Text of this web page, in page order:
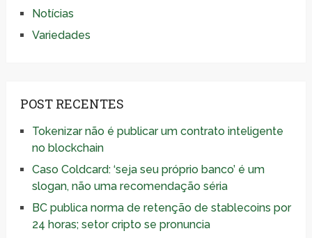
Notícias
Variedades
POST RECENTES
Tokenizar não é publicar um contrato inteligente
no blockchain
Caso Coldcard: ‘seja seu próprio banco’ é um
slogan, não uma recomendação séria
BC publica norma de retenção de stablecoins por
24 horas; setor cripto se pronuncia